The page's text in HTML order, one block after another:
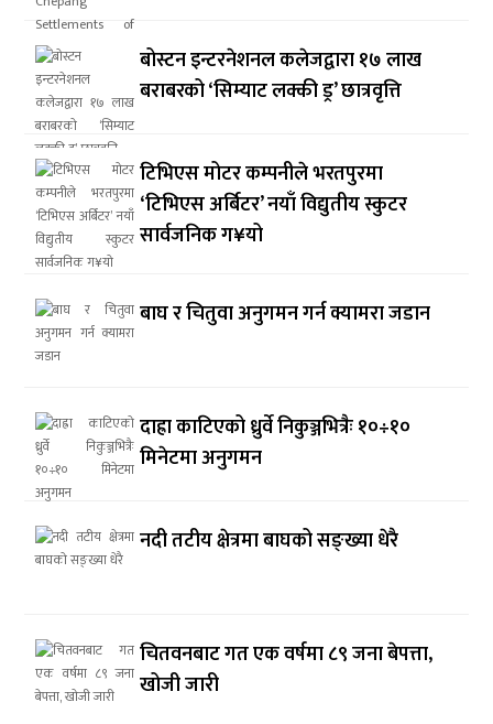
बोस्टन इन्टरनेशनल कलेजद्वारा १७ लाख
बराबरको ‘सिम्याट लक्की ड्र’ छात्रवृत्ति
टिभिएस मोटर कम्पनीले भरतपुरमा
‘टिभिएस अर्बिटर’ नयाँ विद्युतीय स्कुटर
सार्वजनिक ग¥यो
बाघ र चितुवा अनुगमन गर्न क्यामरा जडान
दाह्रा काटिएको ध्रुर्वे निकुञ्जभित्रैः १०÷१०
मिनेटमा अनुगमन
नदी तटीय क्षेत्रमा बाघको सङ्ख्या धेरै
चितवनबाट गत एक वर्षमा ८९ जना बेपत्ता,
खोजी जारी